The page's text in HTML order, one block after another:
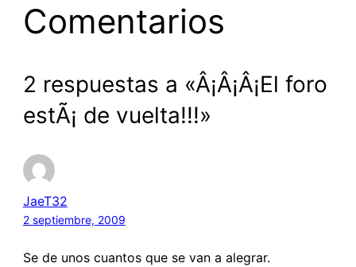
Comentarios
2 respuestas a «Â¡Â¡Â¡El foro
estÃ¡ de vuelta!!!»
JaeT32
2 septiembre, 2009
Se de unos cuantos que se van a alegrar.